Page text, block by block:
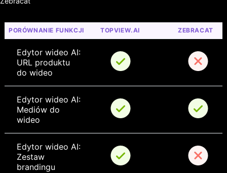
PORÓWNANIE FUNKCJI TOPVIEW.AI ZEBRACAT
Edytor wideo AI:
URL produktu
do wideo
Edytor wideo AI:
Mediów do
wideo
Edytor wideo AI:
Zestaw
brandingu